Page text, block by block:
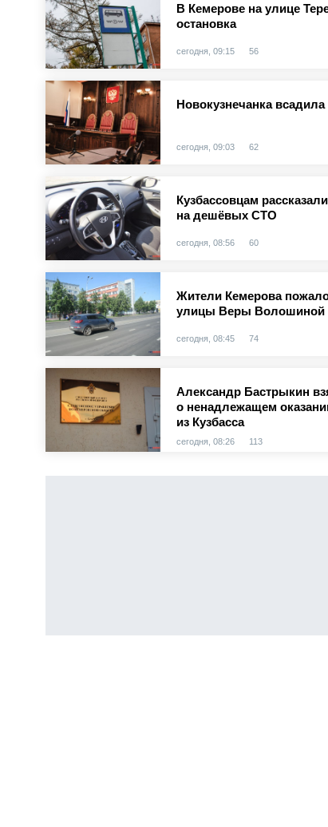
В Кемерове на улице
остановка
сегодня, 09:15 56
Новокузнечанка
сегодня, 09:03 62
Кузбассовцам
на дешёвых СТО
сегодня, 08:56 60
Жители Кемерова
улицы Веры Волошиной
сегодня, 08:45 74
Александр Бастрыкин
о ненадлежащем
из Кузбасса
сегодня, 08:26 113